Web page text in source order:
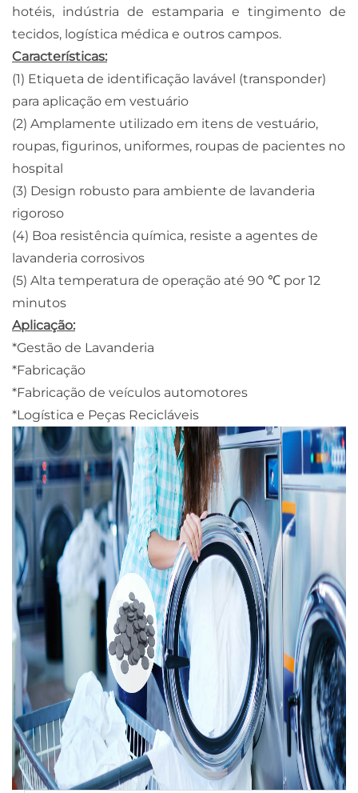
hotéis, indústria de estamparia e tingimento de
tecidos, logística médica e outros campos.
Características:
(1) Etiqueta de identificação lavável (transponder)
para aplicação em vestuário
(2) Amplamente utilizado em itens de vestuário,
roupas, figurinos, uniformes, roupas de pacientes no
hospital
(3) Design robusto para ambiente de lavanderia
rigoroso
(4) Boa resistência química, resiste a agentes de
lavanderia corrosivos
(5) Alta temperatura de operação até 90 ℃ por 12
minutos
Aplicação:
*Gestão de Lavanderia
*Fabricação
*Fabricação de veículos automotores
*Logística e Peças Recicláveis